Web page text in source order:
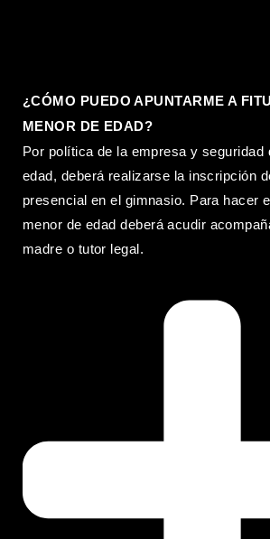
¿CÓMO PUEDO APUNTARME A
MENOR DE EDAD?
Por política de la empresa y seguridad
edad, deberá realizarse la inscripción
presencial en el gimnasio. Para hacer
menor de edad deberá acudir
madre o tutor legal.